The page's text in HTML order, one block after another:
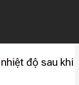
độ sau khi